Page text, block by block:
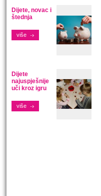
Dijete, novac i
štednja
više
Dijete
najuspješnije
uči kroz igru
više